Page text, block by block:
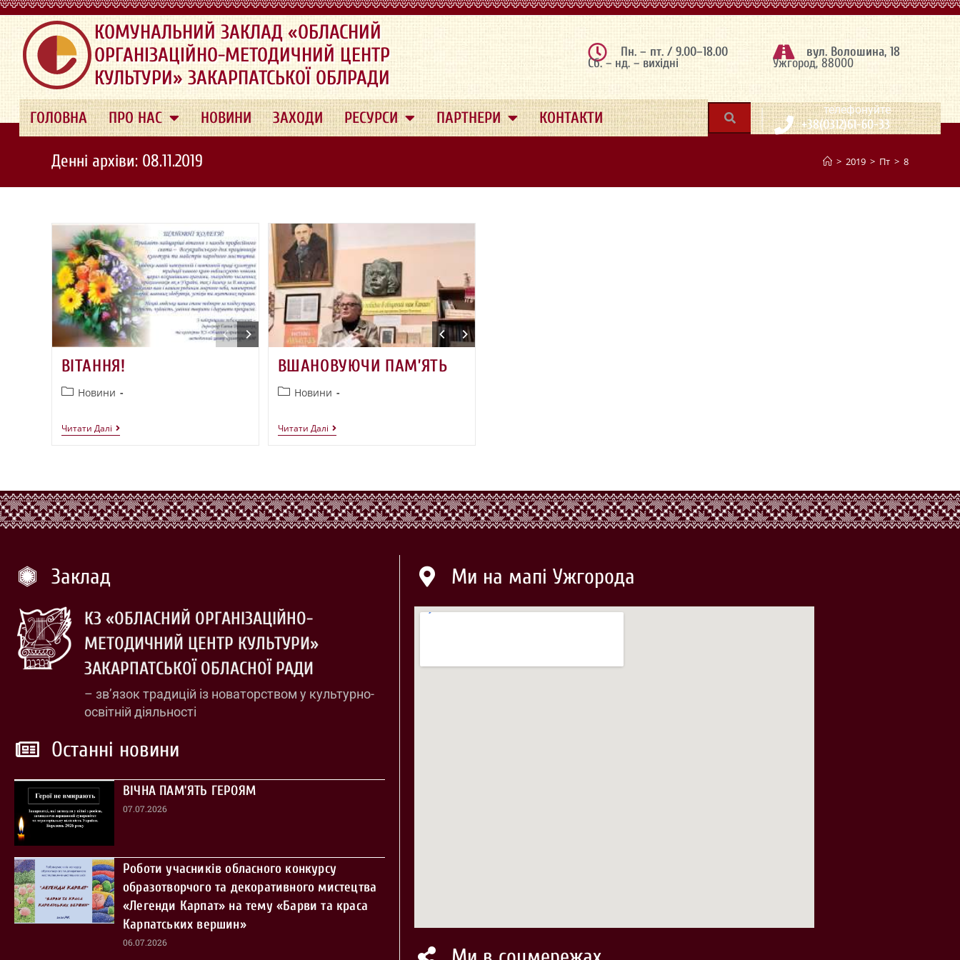
.
КОМУНАЛЬНИЙ ЗАКЛАД «ОБЛАСНИЙ
ОРГАНІЗАЦІЙНО-МЕТОДИЧНИЙ ЦЕНТР
КУЛЬТУРИ» ЗАКАРПАТСЬКОЇ ОБЛРАДИ
Пн. – пт. / 9.00–18.00
Сб. – нд. – вихідні
вул. Волошина, 18
Ужгород, 88000
ГОЛОВНА ПРО НАС НОВИНИ ЗАХОДИ РЕСУРСИ ПАРТНЕРИ КОНТАКТИ | телефонуйте
+38(0312)61-60-33
Денні архіви: 08.11.2019 > 2019 > Пт > 8
ВІТАННЯ!
Новини
Читати Далі
ВШАНОВУЮЧИ ПАМ’ЯТЬ
Новини
Читати Далі
Заклад
КЗ «ОБЛАСНИЙ ОРГАНІЗАЦІЙНО-
МЕТОДИЧНИЙ ЦЕНТР КУЛЬТУРИ»
ЗАКАРПАТСЬКОЇ ОБЛАСНОЇ РАДИ
– зв’язок традицій із новаторством у культурно-
освітній діяльності
Останні новини
ВІЧНА ПАМ’ЯТЬ ГЕРОЯМ
07.07.2026
Роботи учасників обласного конкурсу
образотворчого та декоративного мистецтва
«Легенди Карпат» на тему «Барви та краса
Карпатських вершин»
06.07.2026
Ми на мапі Ужгорода